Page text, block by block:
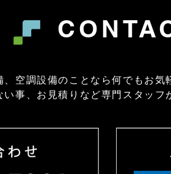
、空調設備のことなら何でもお気
い事、お見積りなど専門スタッフ